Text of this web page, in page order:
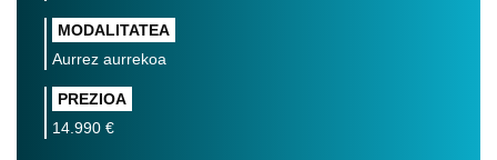
MODALITATEA
Aurrez aurrekoa
PREZIOA
14.990 €